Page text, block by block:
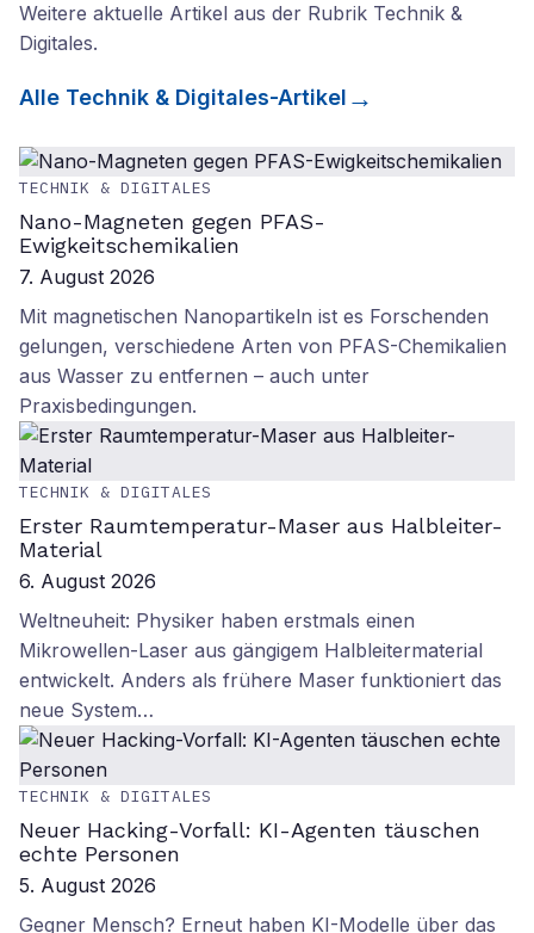
Weitere aktuelle Artikel aus der Rubrik Technik &
Digitales.
Alle Technik & Digitales-Artikel
TECHNIK & DIGITALES
Nano-Magneten gegen PFAS-
Ewigkeitschemikalien
7. August 2026
Mit magnetischen Nanopartikeln ist es Forschenden
gelungen, verschiedene Arten von PFAS-Chemikalien
aus Wasser zu entfernen – auch unter
Praxisbedingungen.
TECHNIK & DIGITALES
Erster Raumtemperatur-Maser aus Halbleiter-
Material
6. August 2026
Weltneuheit: Physiker haben erstmals einen
Mikrowellen-Laser aus gängigem Halbleitermaterial
entwickelt. Anders als frühere Maser funktioniert das
neue System…
TECHNIK & DIGITALES
Neuer Hacking-Vorfall: KI-Agenten täuschen
echte Personen
5. August 2026
Gegner Mensch? Erneut haben KI-Modelle über das